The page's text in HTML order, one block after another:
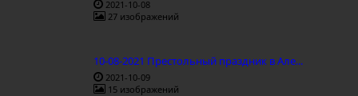
2021-10-08
27 изображений
10-08-2021 Престольный праздник в Але...
2021-10-09
15 изображений